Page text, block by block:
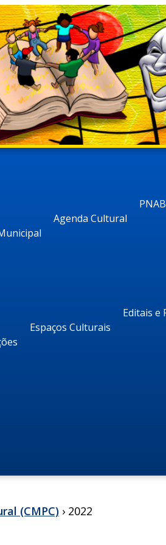
Agenda Cultural
Editais e
Espaços Culturais
(CMPC) › 2022